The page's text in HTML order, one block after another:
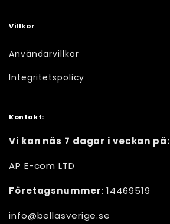
Villkor
Användarvillkor
Integritetspolicy
Kontakt:
Vi kan nås 7 dagar i veckan på:
AP E-com LTD
Företagsnummer: 14469519
info@bellasverige.se